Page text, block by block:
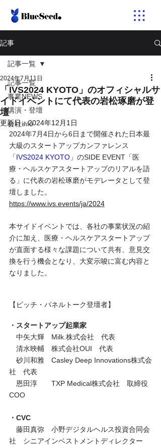
記事
記事一覧
事業NEWS
講演・登壇
会社info
記事一覧
「IVS2024 KYOTO」のオフィシャルサ
イドイベントにて代表の岩松琢磨が登
壇
2024年7月11日
更新日：2024年12月1日
2024年7月4日から6日まで開催された日本最
大級のスタートアップカンファレンス
「IVS2024 KYOTO 」のSIDE EVENT「医
療・ヘルスケアスタートアップのリアルを語
る」に代表の岩松琢磨がモデレータとして登
壇しました。
https://www.ivs.events/ja/2024
本サイドイベントでは、各社の事業状況の紹
介に加え、医療・ヘルスケアスタートアップ
が直面する様々な課題について共有、意見交
換を行う機会となり、大変示唆に富む内容と
なりました。
【ピッチ・パネルトーク登壇者】
・スタートアップ起業家
中矢大輝　Milk.株式会社　代表
清水映輔　株式会社OUI　代表
砂川和雅　Casley Deep Innovations株式会
社　代表
恩田淳　　TXP Medical株式会社　取締役
COO
・CVC
藤田真弥　小野デジタルヘルス投資合同会
社　シニアインベストメントディレクター